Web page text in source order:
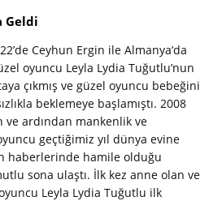
Geldi
Ceyhun Ergin ile Almanya’da
oyuncu Leyla Lydia Tuğutlu’nun
çıkmış ve güzel oyuncu bebeğini
beklemeye başlamıştı. 2008
ve ardından mankenlik ve
geçtiğimiz yıl dünya evine
haberlerinde hamile olduğu
sona ulaştı. İlk kez anne olan ve
Leyla Lydia Tuğutlu ilk